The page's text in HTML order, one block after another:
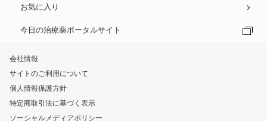
お気に入り
今日の治療薬ポータルサイト
会社情報
サイトのご利用について
個人情報保護方針
特定商取引法に基づく表示
ソーシャルメディアポリシー